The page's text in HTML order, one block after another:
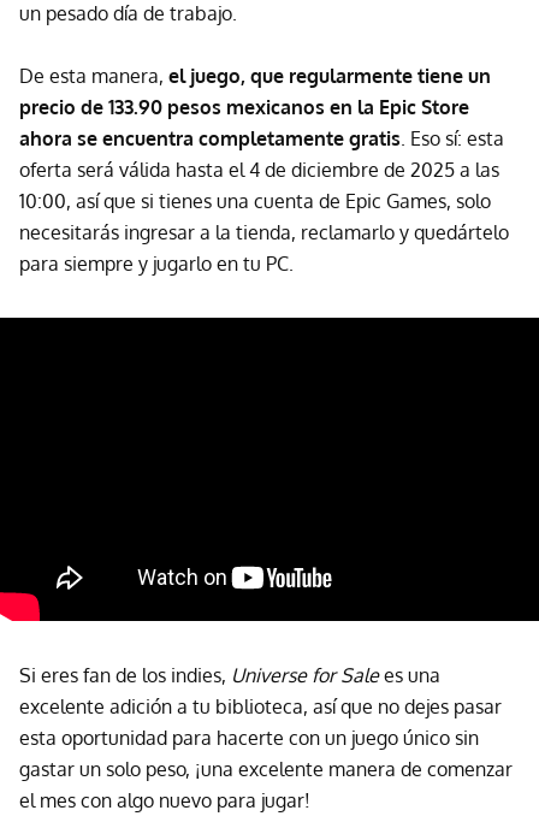
un pesado día de trabajo.
De esta manera, el juego, que regularmente tiene un
precio de 133.90 pesos mexicanos en la Epic Store
ahora se encuentra completamente gratis. Eso sí: esta
oferta será válida hasta el 4 de diciembre de 2025 a las
10:00, así que si tienes una cuenta de Epic Games, solo
necesitarás ingresar a la tienda, reclamarlo y quedártelo
para siempre y jugarlo en tu PC.
Si eres fan de los indies, Universe for Salees una
excelente adición a tu biblioteca, así que no dejes pasar
esta oportunidad para hacerte con un juego único sin
gastar un solo peso, ¡una excelente manera de comenzar
el mes con algo nuevo para jugar!